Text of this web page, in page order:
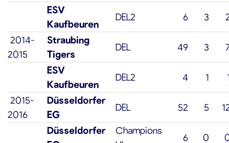
ESV
Kaufbeuren
DEL2 6 3
2014-
2015
Straubing
Tigers
DEL 49 3
ESV
Kaufbeuren
DEL2 4 1
2015-
2016
Düsseldorfer
EG
DEL 52 5
Düsseldorfer
Champions
6 0